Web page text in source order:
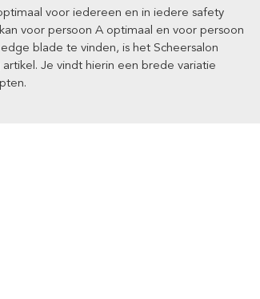
voor iedereen en in iedere safety
voor persoon A optimaal en voor persoon
blade te vinden, is het Scheersalon
Je vindt hierin een brede variatie